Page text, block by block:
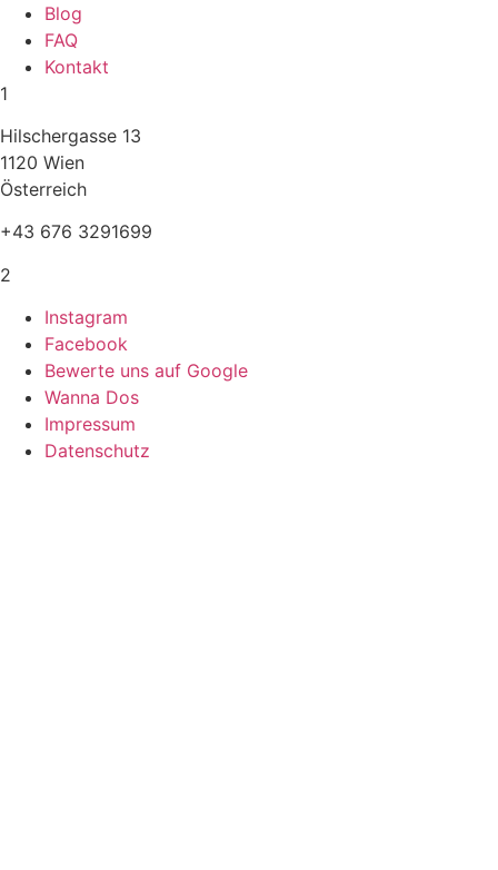
Blog
FAQ
Kontakt
1
Hilschergasse 13
1120 Wien
Österreich
+43 676 3291699
2
Instagram
Facebook
Bewerte uns auf Google
Wanna Dos
Impressum
Datenschutz